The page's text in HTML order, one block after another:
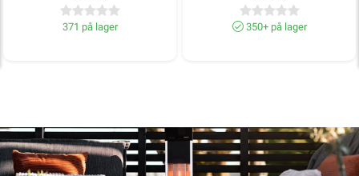
371 på lager 350+ på lager